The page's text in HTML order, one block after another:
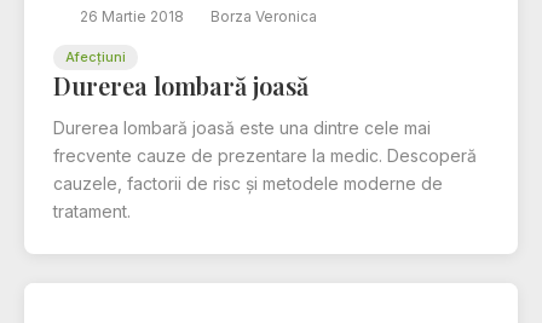
26 Martie 2018 Borza Veronica
Afecțiuni
Durerea lombară joasă
Durerea lombară joasă este una dintre cele mai
frecvente cauze de prezentare la medic. Descoperă
cauzele, factorii de risc și metodele moderne de
tratament.